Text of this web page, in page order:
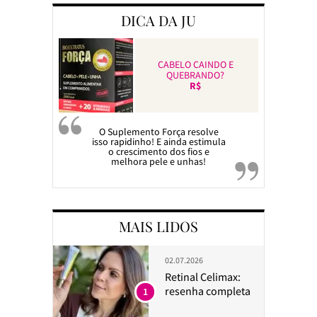
DICA DA JU
CABELO CAINDO E
QUEBRANDO?
R$
O Suplemento Força resolve
isso rapidinho! E ainda estimula
o crescimento dos fios e
melhora pele e unhas!
MAIS LIDOS
02.07.2026
Retinal Celimax:
resenha completa
1